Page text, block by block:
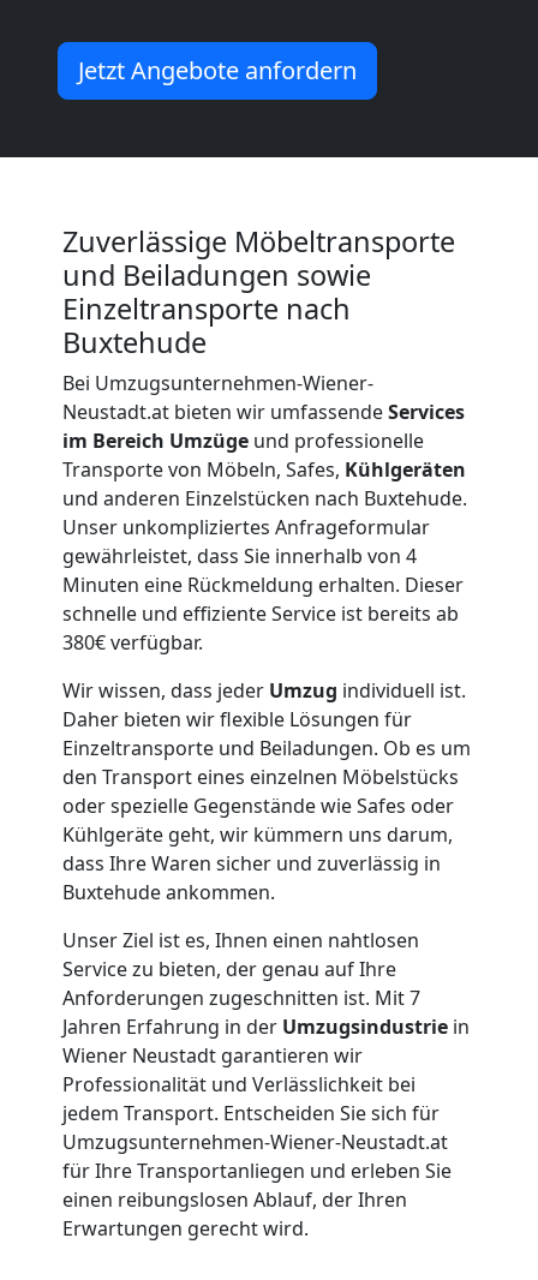
Jetzt Angebote anfordern
Zuverlässige Möbeltransporte
und Beiladungen sowie
Einzeltransporte nach
Buxtehude
Bei Umzugsunternehmen-Wiener-
Neustadt.at bieten wir umfassendeServices
im Bereich Umzüge und professionelle
Transporte von Möbeln, Safes, Kühlgeräten
und anderen Einzelstücken nach Buxtehude.
Unser unkompliziertes Anfrageformular
gewährleistet, dass Sie innerhalb von 4
Minuten eine Rückmeldung erhalten. Dieser
schnelle und effiziente Service ist bereits ab
380€ verfügbar.
Wir wissen, dass jeder Umzug individuell ist.
Daher bieten wir flexible Lösungen für
Einzeltransporte und Beiladungen. Ob es um
den Transport eines einzelnen Möbelstücks
oder spezielle Gegenstände wie Safes oder
Kühlgeräte geht, wir kümmern uns darum,
dass Ihre Waren sicher und zuverlässig in
Buxtehude ankommen.
Unser Ziel ist es, Ihnen einen nahtlosen
Service zu bieten, der genau auf Ihre
Anforderungen zugeschnitten ist. Mit 7
Jahren Erfahrung in der Umzugsindustrie in
Wiener Neustadt garantieren wir
Professionalität und Verlässlichkeit bei
jedem Transport. Entscheiden Sie sich für
Umzugsunternehmen-Wiener-Neustadt.at
für Ihre Transportanliegen und erleben Sie
einen reibungslosen Ablauf, der Ihren
Erwartungen gerecht wird.
Neustadt
Fernumzug
Neustadt
Firmenumzug
Wiener
Neustadt
Büroumzug
Wiener
Neustadt
Expressumzug
Wiener
Neustadt
Tragehilfe
Wiener
Neustadt
Kleiner
Umzug